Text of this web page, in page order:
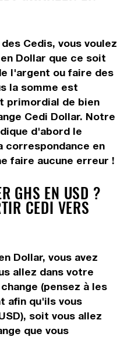
Cedis, vous voulez
Dollar que ce soit
l'argent ou faire des
la somme est
primordial de bien
Cedi Dollar. Notre
d'abord le
correspondance en
faire aucune erreur !
GHS EN USD ?
CEDI VERS
Dollar, vous avez
allez dans votre
(pensez à les
afin qu'ils vous
soit vous allez
que vous